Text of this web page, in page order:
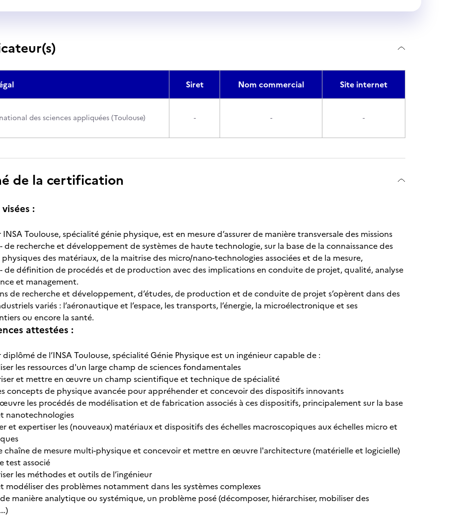
Siret Nom commercial Site internet
des sciences appliquées (Toulouse) - - -
de la certification
:
INSA Toulouse, spécialité génie physique, est en mesure d’assurer de manière transversale des missions
et développement de systèmes de haute technologie, sur la base de la connaissance des
des matériaux, de la maitrise des micro/nano-technologies associées et de la mesure,
de procédés et de production avec des implications en conduite de projet, qualité, analyse
et management.
de recherche et développement, d’études, de production et de conduite de projet s’opèrent dans des
variés : l’aéronautique et l’espace, les transports, l’énergie, la microélectronique et ses
ou encore la santé.
attestées :
diplômé de l’INSA Toulouse, spécialité Génie Physique est un ingénieur capable de :
les ressources d'un large champ de sciences fondamentales
et mettre en œuvre un champ scientifique et technique de spécialité
concepts de physique avancée pour appréhender et concevoir des dispositifs innovants
les procédés de modélisation et de fabrication associés à ces dispositifs, principalement sur la base
nanotechnologies
et expertiser les (nouveaux) matériaux et dispositifs des échelles macroscopiques aux échelles micro et
chaîne de mesure multi-physique et concevoir et mettre en œuvre l'architecture (matérielle et logicielle)
test associé
les méthodes et outils de l’ingénieur
modéliser des problèmes notamment dans les systèmes complexes
manière analytique ou systémique, un problème posé (décomposer, hiérarchiser, mobiliser des